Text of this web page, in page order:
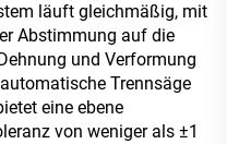
läuft gleichmäßig, mit
Abstimmung auf die
und Verformung
Trennsäge
eine ebene
von weniger als ±1